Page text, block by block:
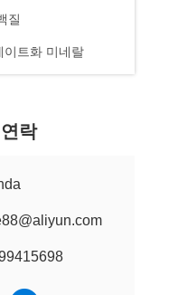
질
이트화 미네랄
락